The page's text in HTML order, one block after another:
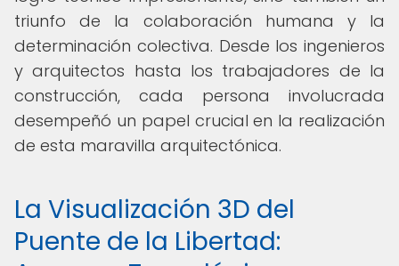
triunfo de la colaboración humana y la
determinación colectiva. Desde los ingenieros
y arquitectos hasta los trabajadores de la
construcción, cada persona involucrada
desempeñó un papel crucial en la realización
de esta maravilla arquitectónica.
La Visualización 3D del
Puente de la Libertad: